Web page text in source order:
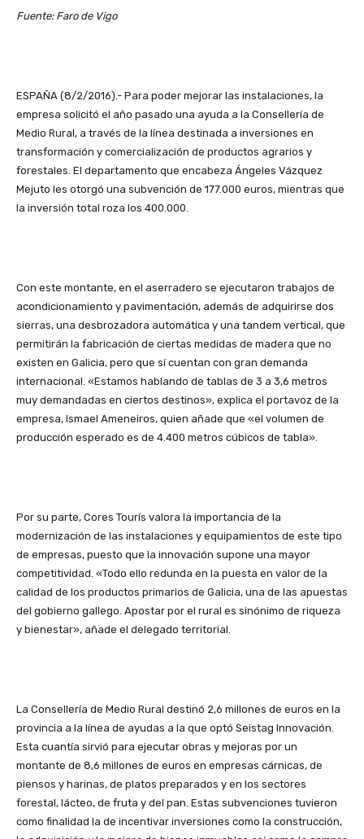
Fuente: Faro de Vigo
ESPAÑA (8/2/2016).- Para poder mejorar las instalaciones, la
empresa solicitó el año pasado una ayuda a la Consellería de
Medio Rural, a través de la línea destinada a inversiones en
transformación y comercialización de productos agrarios y
forestales. El departamento que encabeza Ángeles Vázquez
Mejuto les otorgó una subvención de 177.000 euros, mientras que
la inversión total roza los 400.000.
Con este montante, en el aserradero se ejecutaron trabajos de
acondicionamiento y pavimentación, además de adquirirse dos
sierras, una desbrozadora automática y una tandem vertical, que
permitirán la fabricación de ciertas medidas de madera que no
existen en Galicia, pero que sí cuentan con gran demanda
internacional. «Estamos hablando de tablas de 3 a 3,6 metros
muy demandadas en ciertos destinos», explica el portavoz de la
empresa, Ismael Ameneiros, quien añade que «el volumen de
producción esperado es de 4.400 metros cúbicos de tabla».
Por su parte, Cores Tourís valora la importancia de la
modernización de las instalaciones y equipamientos de este tipo
de empresas, puesto que la innovación supone una mayor
competitividad. «Todo ello redunda en la puesta en valor de la
calidad de los productos primarios de Galicia, una de las apuestas
del gobierno gallego. Apostar por el rural es sinónimo de riqueza
y bienestar», añade el delegado territorial.
La Consellería de Medio Rural destinó 2,6 millones de euros en la
provincia a la línea de ayudas a la que optó Seistag Innovación.
Esta cuantía sirvió para ejecutar obras y mejoras por un
montante de 8,6 millones de euros en empresas cárnicas, de
piensos y harinas, de platos preparados y en los sectores
forestal, lácteo, de fruta y del pan. Estas subvenciones tuvieron
como finalidad la de incentivar inversiones como la construcción,